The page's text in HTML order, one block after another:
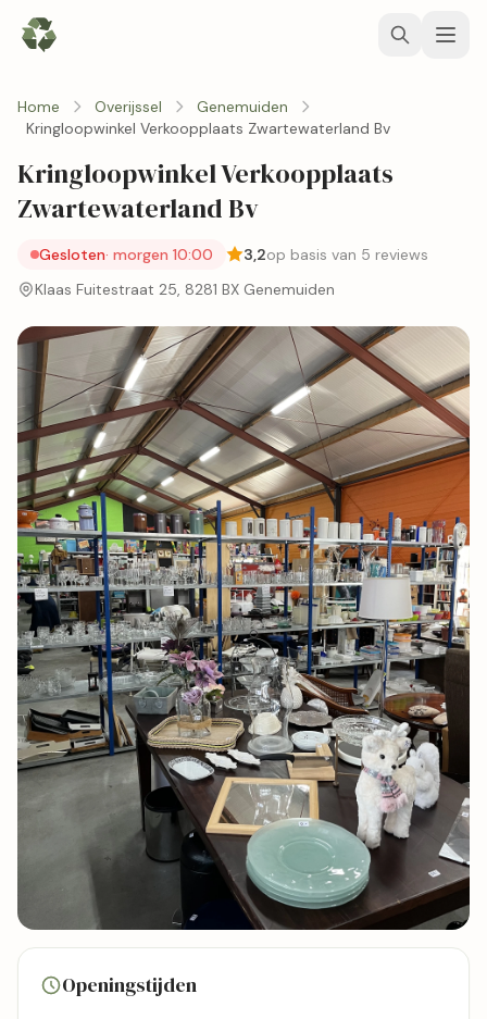
Home Overijssel
Genemuiden
Kringloopwinkel Verkoopplaats Zwartewaterland Bv
Kringloopwinkel Verkoopplaats
Zwartewaterland Bv
Gesloten· morgen 10:00 3,2op basis van 5 reviews
Klaas Fuitestraat 25, 8281 BX Genemuiden
Bekijk kaart
Openingstijden